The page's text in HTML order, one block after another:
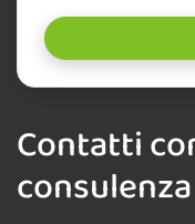
Contatti